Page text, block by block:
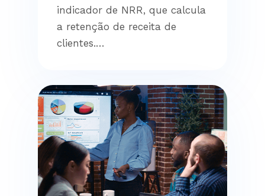
indicador de NRR, que calcula
a retenção de receita de
clientes.…